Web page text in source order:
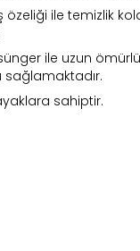
ile temizlik
ile uzun
sağlamaktadır.
sahiptir.